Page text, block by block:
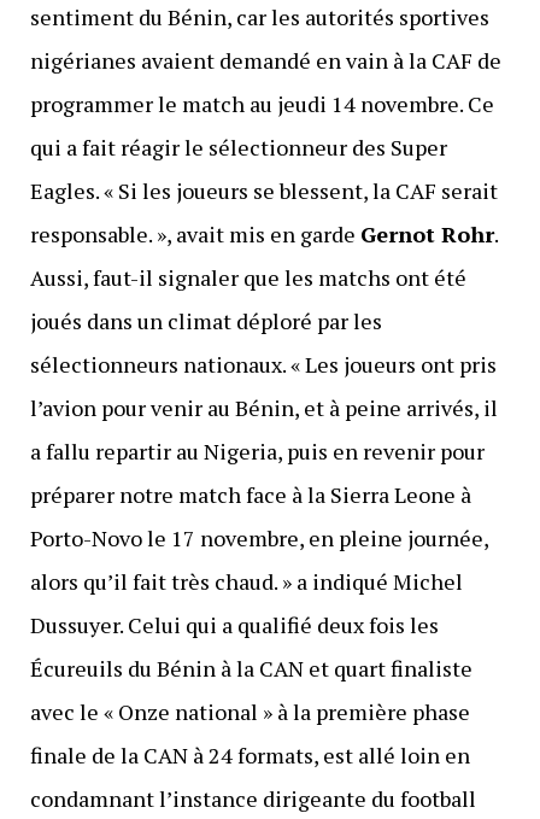
sentiment du Bénin, car les autorités sportives
nigérianes avaient demandé en vain à la CAF de
programmer le match au jeudi 14 novembre. Ce
qui a fait réagir le sélectionneur des Super
Eagles. « Si les joueurs se blessent, la CAF serait
responsable. », avait mis en garde Gernot Rohr.
Aussi, faut-il signaler que les matchs ont été
joués dans un climat déploré par les
sélectionneurs nationaux. « Les joueurs ont pris
l’avion pour venir au Bénin, et à peine arrivés, il
a fallu repartir au Nigeria, puis en revenir pour
préparer notre match face à la Sierra Leone à
Porto-Novo le 17 novembre, en pleine journée,
alors qu’il fait très chaud. » a indiqué Michel
Dussuyer. Celui qui a qualifié deux fois les
Écureuils du Bénin à la CAN et quart finaliste
avec le « Onze national » à la première phase
finale de la CAN à 24 formats, est allé loin en
condamnant l’instance dirigeante du football